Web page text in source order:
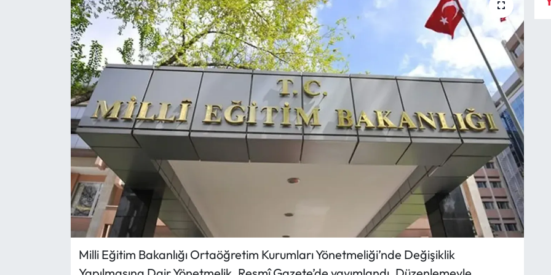
Milli Eğitim Bakanlığı Ortaöğretim Kurumları Yönetmeliği’nde Değişiklik
Ekonomi
İskilip Haberleri
Kargı Haberleri
Kültür Sanat
Laçin Haberleri